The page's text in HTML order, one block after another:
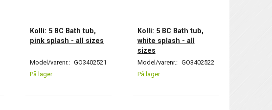
Kolli: 5 BC Bath tub,
pink splash - all sizes
Model/varenr.: GO3402521
På lager
Kolli: 5 BC Bath tub,
white splash - all
sizes
Model/varenr.: GO3402522
På lager